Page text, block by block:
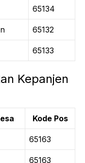
65134
65132
65133
Kepanjen
Kode Pos
65163
65163